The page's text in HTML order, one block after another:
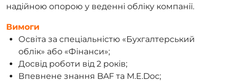
надійною опорою у веденні обліку компанії.
Вимоги
Освіта за спеціальністю «Бухгалтерський
облік» або «Фінанси»;
Досвід роботи від 2 років;
Впевнене знання BAF та M.E.Doc;